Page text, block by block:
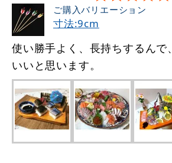
ご購入バリエーション
寸法:9cm
使い勝手よく、長持ちするんで、
いいと思います。